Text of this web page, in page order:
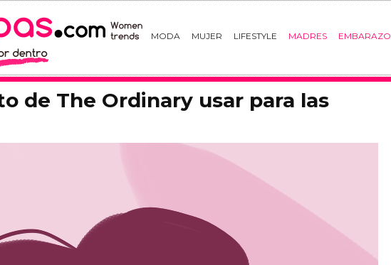
MODA MUJER LIFESTYLE MADRES EMBARAZO
de The Ordinary usar para las